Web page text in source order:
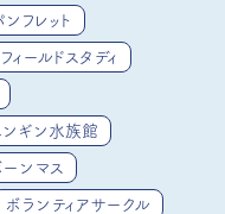
ンフレット
フィールドスタディ
ンギン水族館
ーンマス
ボランティアサークル